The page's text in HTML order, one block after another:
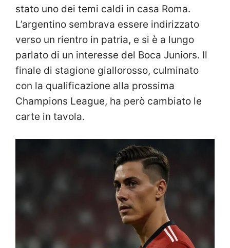
stato uno dei temi caldi in casa Roma.
L’argentino sembrava essere indirizzato
verso un rientro in patria, e si è a lungo
parlato di un interesse del Boca Juniors. Il
finale di stagione giallorosso, culminato
con la qualificazione alla prossima
Champions League, ha però cambiato le
carte in tavola.